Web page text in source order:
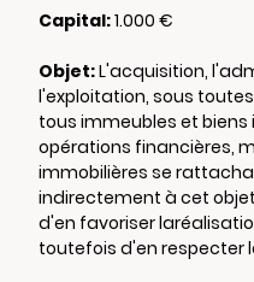
Capital:1.000 €
Objet:L'acquisition,
l'exploitation, sous
tous immeubles et biens
opérations financières,
immobilières se
indirectement à cet objet
d'en favoriser
toutefois d'en respecter